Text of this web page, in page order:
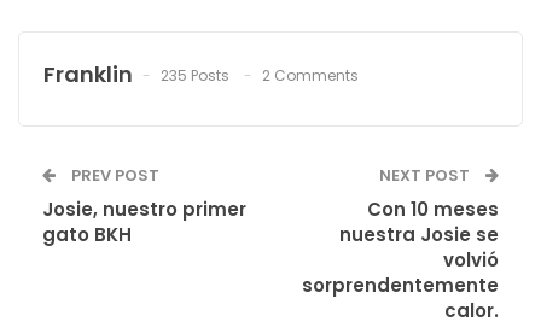
Franklin 235 Posts 2 Comments
PREV POST
Josie, nuestro primer
gato BKH
NEXT POST
Con 10 meses
nuestra Josie se
volvió
sorprendentemente
calor.